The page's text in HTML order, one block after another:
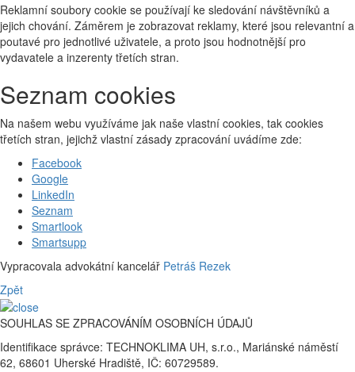
Reklamní soubory cookie se používají ke sledování návštěvníků a
jejich chování. Záměrem je zobrazovat reklamy, které jsou relevantní a
poutavé pro jednotlivé uživatele, a proto jsou hodnotnější pro
vydavatele a inzerenty třetích stran.
Seznam cookies
Na našem webu využíváme jak naše vlastní cookies, tak cookies
třetích stran, jejichž vlastní zásady zpracování uvádíme zde:
Facebook
Google
LinkedIn
Seznam
Smartlook
Smartsupp
Vypracovala advokátní kancelář Petráš Rezek
Zpět
SOUHLAS SE ZPRACOVÁNÍM OSOBNÍCH ÚDAJŮ
Identifikace správce: TECHNOKLIMA UH, s.r.o., Mariánské náměstí
62, 68601 Uherské Hradiště, IČ: 60729589.